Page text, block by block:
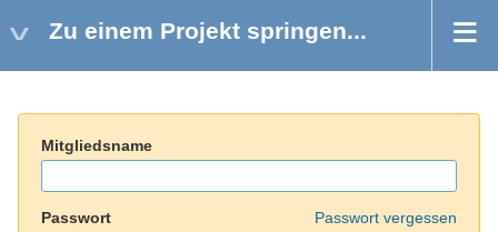
Zu einem Projekt springen...
Mitgliedsname
Passwort Passwort vergessen